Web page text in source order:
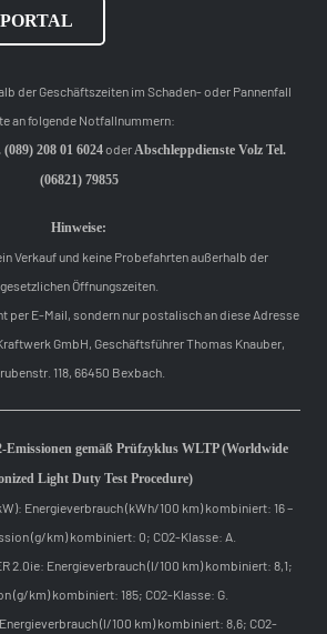
der Geschäftszeiten im Schaden- oder Pannenfall
an folgende Notfallnummern:
208 01 6024oderAbschleppdienste Volz Tel.
(06821) 79855
Hinweise:
Verkauf und keine Probefahrten außerhalb der
gesetzlichen Öffnungszeiten.
per E-Mail, sondern nur postalisch an diese Adresse
GmbH, Geschäftsführer Thomas Knauber,
118, 66450 Bexbach.
Emissionen gemäß Prüfzyklus WLTP (Worldwide
Light Duty Test Procedure)
Energieverbrauch (kWh/100 km) kombiniert: 16 –
(g/km) kombiniert: 0; CO2-Klasse: A.
2.0ie: Energieverbrauch (l/100 km) kombiniert: 8,1;
(g/km) kombiniert: 185; CO2-Klasse: G.
(l/100 km) kombiniert: 8,6; CO2-